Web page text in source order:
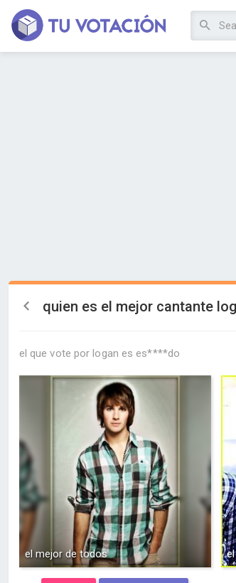
quien es el mejor cantante
el que vote por logan es es****do
el mejor de todos